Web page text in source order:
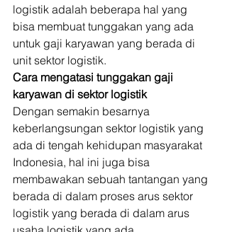
logistik adalah beberapa hal yang
bisa membuat tunggakan yang ada
untuk gaji karyawan yang berada di
unit sektor logistik.
Cara mengatasi tunggakan gaji
karyawan di sektor logistik
Dengan semakin besarnya
keberlangsungan sektor logistik yang
ada di tengah kehidupan masyarakat
Indonesia, hal ini juga bisa
membawakan sebuah tantangan yang
berada di dalam proses arus sektor
logistik yang berada di dalam arus